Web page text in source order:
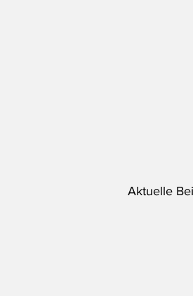
Aktuelle